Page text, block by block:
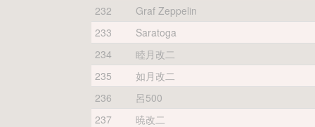
232
Graf Zeppelin
233
Saratoga
234
睦月改二
235
如月改二
236
呂500
237
暁改二